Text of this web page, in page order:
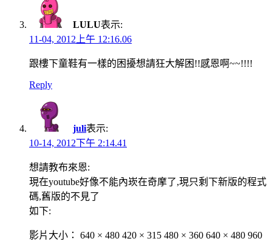
LULU表示:
11-04, 2012上午 12:16.06
跟樓下童鞋有一樣的困擾想請狂大解困!!感恩啊~~!!!!
Reply
juli表示:
10-14, 2012下午 2:14.41
想請教布來恩:
現在youtube好像不能內崁在奇摩了,現只剩下新版的程式
碼,舊版的不見了
如下:
影片大小： 640 × 480 420 × 315 480 × 360 640 × 480 960